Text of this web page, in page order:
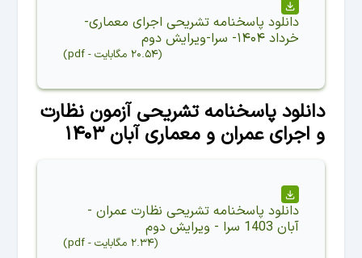
دانلود پاسخنامه تشریحی اجرای معماری-
خرداد ۱۴۰۴- سرا-ویرایش دوم
(۲۰.۵۴ مگابایت -
pdf
)
دانلود پاسخنامه تشریحی آزمون نظارت
و اجرای عمران و معماری آبان ۱۴۰۳
دانلود پاسخنامه تشریحی نظارت عمران -
آبان 1403 سرا - ویرایش دوم
(۲.۳۴ مگابایت -
pdf
)